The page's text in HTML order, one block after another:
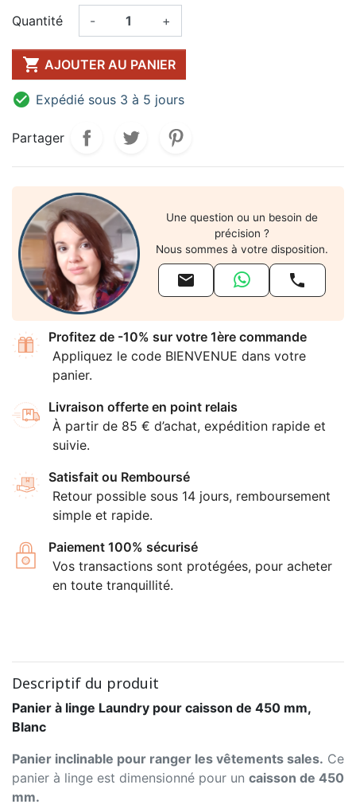
Quantité - +
 AJOUTER AU PANIER
 Expédié sous 3 à 5 jours
Partager
Une question ou un besoin de
précision ?
Nous sommes à votre disposition.
 
Profitez de -10% sur votre 1ère commande
Appliquez le code BIENVENUE dans votre
panier.
Livraison offerte en point relais
À partir de 85 € d’achat, expédition rapide et
suivie.
Satisfait ou Remboursé
Retour possible sous 14 jours, remboursement
simple et rapide.
Paiement 100% sécurisé
Vos transactions sont protégées, pour acheter
en toute tranquillité.
Descriptif du produit
Panier à linge Laundry pour caisson de 450 mm,
Blanc
Panier inclinable pour ranger les vêtements sales. Ce
panier à linge est dimensionné pour un caisson de 450
mm.